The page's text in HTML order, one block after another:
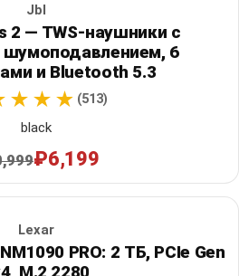
Jbl
2 — TWS-наушники с
6
и Bluetooth 5.3
(513)
black
₽6,199
Lexar
PRO: 2 ТБ, PCIe Gen